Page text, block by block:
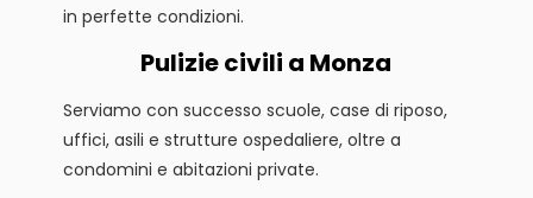
in perfette condizioni.
Pulizie civili a Monza
Serviamo con successo scuole, case di riposo,
uffici, asili e strutture ospedaliere, oltre a
condomini e abitazioni private.